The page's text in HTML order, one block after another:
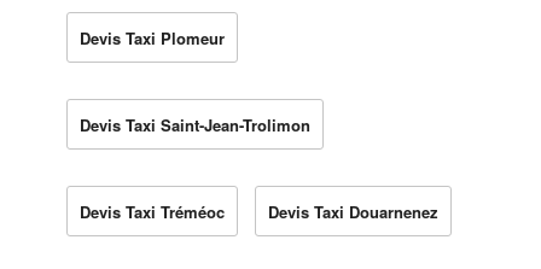
Devis Taxi Plomeur
Devis Taxi Saint-Jean-Trolimon
Devis Taxi Tréméoc Devis Taxi Douarnenez